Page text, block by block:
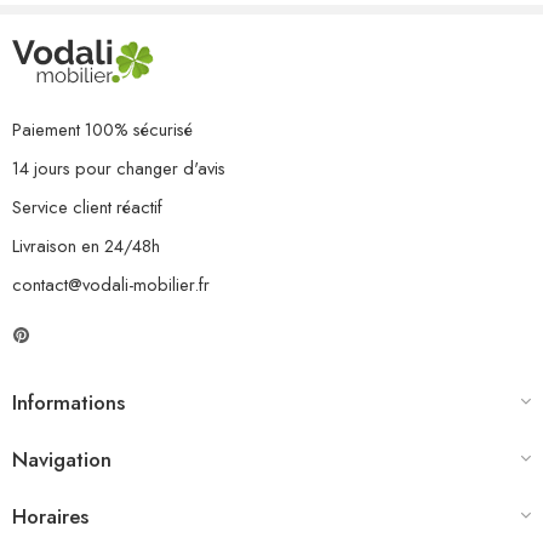
Paiement 100% sécurisé
14 jours pour changer d'avis
Service client réactif
Livraison en 24/48h
contact@vodali-mobilier.fr
Informations
Navigation
Horaires